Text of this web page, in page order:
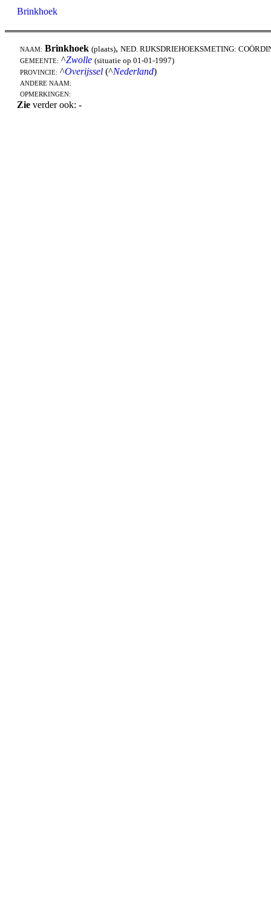
Brinkhoek
NAAM: Brinkhoek (plaats), NED. RIJKSDRIEHOEKSMETING:
GEMEENTE: ^Zwolle (situatie op 01-01-1997)
PROVINCIE: ^Overijssel (^Nederland)
ANDERE NAAM:
OPMERKINGEN:
Zie verder ook: -